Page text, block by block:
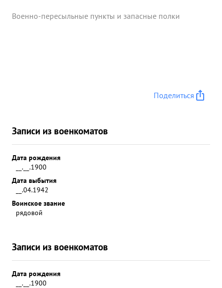
Военно-пересыльные пункты и запасные полки
Поделиться
Записи из военкоматов
Дата рождения
__.__.1900
Дата выбытия
__.04.1942
Воинское звание
рядовой
Записи из военкоматов
Дата рождения
__.__.1900